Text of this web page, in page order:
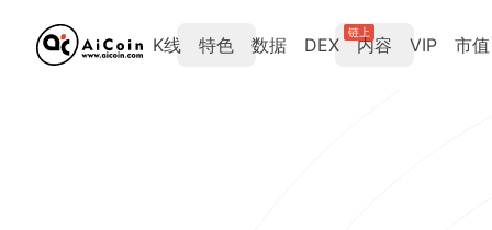
K线 特色 数据 DEX
链上
内容 VIP 市值